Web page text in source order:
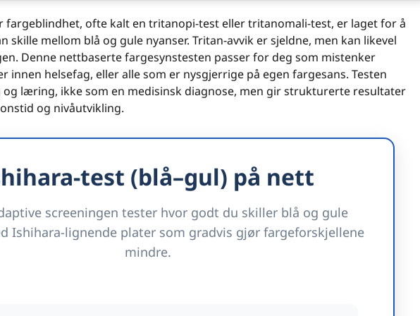
fargeblindhet, ofte kalt en tritanopi-test eller tritanomali-test, er laget for å
skille mellom blå og gule nyanser. Tritan-avvik er sjeldne, men kan likevel
Denne nettbaserte fargesynstesten passer for deg som mistenker
innen helsefag, eller alle som er nysgjerrige på egen fargesans. Testen
læring, ikke som en medisinsk diagnose, men gir strukturerte resultater
og nivåutvikling.
test (blå–gul) på nett
screeningen tester hvor godt du skiller blå og gule
Ishihara-lignende plater som gradvis gjør fargeforskjellene
mindre.